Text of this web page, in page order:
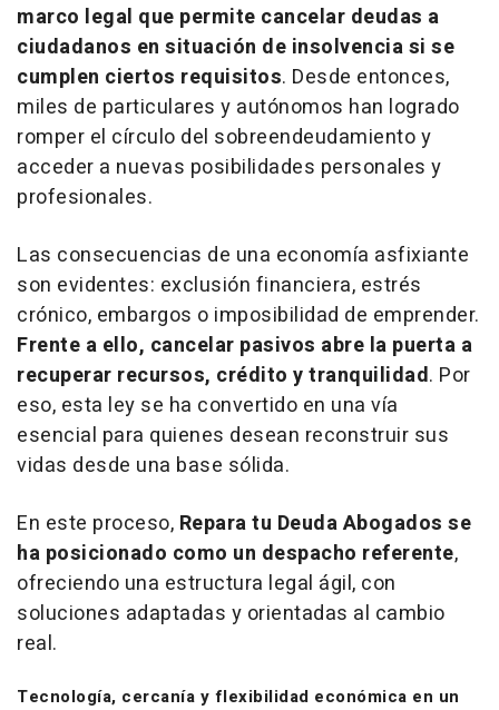
marco legal que permite cancelar deudas a
ciudadanos en situación de insolvencia si se
cumplen ciertos requisitos. Desde entonces,
miles de particulares y autónomos han logrado
romper el círculo del sobreendeudamiento y
acceder a nuevas posibilidades personales y
profesionales.
Las consecuencias de una economía asfixiante
son evidentes: exclusión financiera, estrés
crónico, embargos o imposibilidad de emprender.
Frente a ello, cancelar pasivos abre la puerta a
recuperar recursos, crédito y tranquilidad. Por
eso, esta ley se ha convertido en una vía
esencial para quienes desean reconstruir sus
vidas desde una base sólida.
En este proceso, Repara tu Deuda Abogados se
ha posicionado como un despacho referente,
ofreciendo una estructura legal ágil, con
soluciones adaptadas y orientadas al cambio
real.
Tecnología, cercanía y flexibilidad económica en un